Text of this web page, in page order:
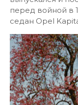
перед войной в
седан Opel